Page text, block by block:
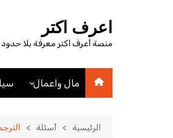
اعرف اكتر
منصة أعرف اكتر معرفة بلا حدود
مال واعمال
مصطلحاتالرئيسية أسئلة